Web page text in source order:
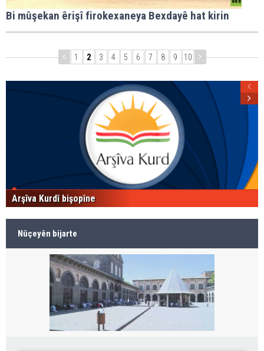
Bi mûşekan êrişî firokexaneya Bexdayê hat kirin
1 2 3 4 5 6 7 8 9 10
Arşîva Kurdî bişopîne
Nûçeyên bijarte